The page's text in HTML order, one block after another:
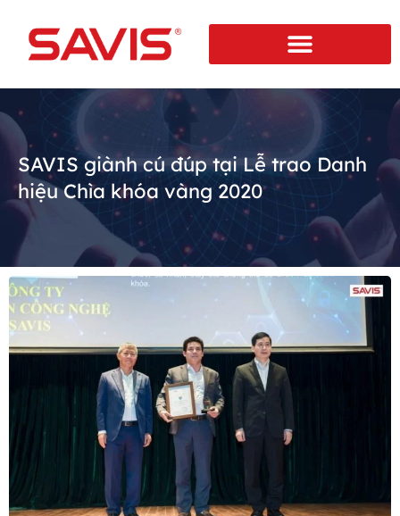
SAVIS giành cú đúp tại Lễ trao Danh
hiệu Chìa khóa vàng 2020